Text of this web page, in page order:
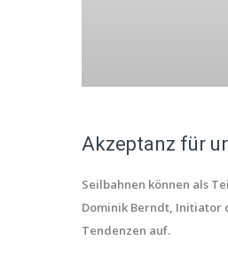
Akzeptanz für
Seilbahnen können als
Dominik Berndt, Initiator
Tendenzen auf.